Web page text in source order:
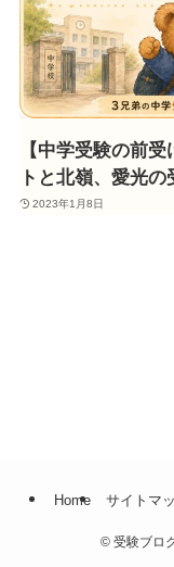
【中学受験の前
トと北嶺、愛光の
2023年1月8日
Home サイトマ
© 受験ブロ